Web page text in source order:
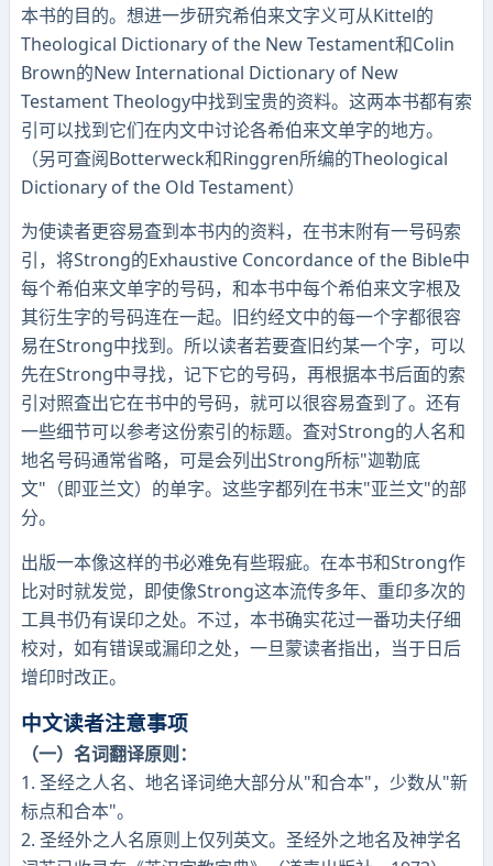
本书的目的。想进一步研究希伯来文字义可从Kittel的
Theological Dictionary of the New Testament和Colin
Brown的New International Dictionary of New
Testament Theology中找到宝贵的资料。这两本书都有索
引可以找到它们在内文中讨论各希伯来文单字的地方。
（另可査阅Botterweck和Ringgren所编的Theological
Dictionary of the Old Testament）
为使读者更容易査到本书内的资料，在书末附有一号码索
引，将Strong的Exhaustive Concordance of the Bible中
每个希伯来文单字的号码，和本书中每个希伯来文字根及
其衍生字的号码连在一起。旧约经文中的每一个字都很容
易在Strong中找到。所以读者若要査旧约某一个字，可以
先在Strong中寻找，记下它的号码，再根据本书后面的索
引对照査出它在书中的号码，就可以很容易査到了。还有
一些细节可以参考这份索引的标题。査对Strong的人名和
地名号码通常省略，可是会列出Strong所标"迦勒底
文"（即亚兰文）的单字。这些字都列在书末"亚兰文"的部
分。
出版一本像这样的书必难免有些瑕疵。在本书和Strong作
比对时就发觉，即使像Strong这本流传多年、重印多次的
工具书仍有误印之处。不过，本书确实花过一番功夫仔细
校对，如有错误或漏印之处，一旦蒙读者指出，当于日后
增印时改正。
中文读者注意事项
（一）名词翻译原则：
1. 圣经之人名、地名译词绝大部分从"和合本"，少数从"新
标点和合本"。
2. 圣经外之人名原则上仅列英文。圣经外之地名及神学名